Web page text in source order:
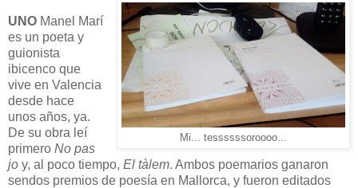
Mi... tessssssoroooo...
UNO Manel Marí
es un poeta y
guionista
ibicenco que
vive en Valencia
desde hace
unos años, ya.
De su obra leí
primero No pas
jo y, al poco tiempo, El tàlem. Ambos poemarios ganaron
sendos premios de poesía en Mallorca, y fueron editados